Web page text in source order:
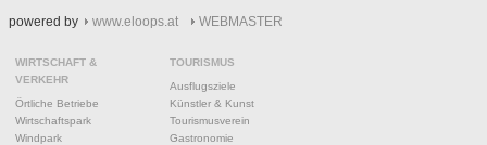
powered by www.eloops.at WEBMASTER
WIRTSCHAFT &
VERKEHR
Örtliche Betriebe
Wirtschaftspark
Windpark
TOURISMUS
Ausflugsziele
Künstler & Kunst
Tourismusverein
Gastronomie